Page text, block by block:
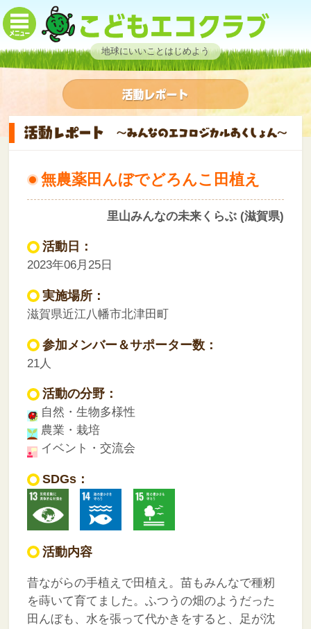
地球にいいことはじめよう
無農薬田んぼでどろんこ田植え
里山みんなの未来くらぶ (滋賀県)
活動日：
2023年06月25日
実施場所：
滋賀県近江八幡市北津田町
参加メンバー＆サポーター数：
21人
活動の分野：
自然・生物多様性
農業・栽培
イベント・交流会
SDGs：
活動内容
昔ながらの手植えで田植え。苗もみんなで種籾
を蒔いて育てました。ふつうの畑のようだった
田んぼも、水を張って代かきをすると、足が沈